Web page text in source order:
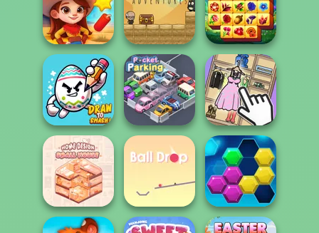
The Cargo
Sorcerer
Mahjong Marvels
Wipe Insight
Master
Wild West Match
Mr. Macagi
Adventures
Spring Tile
Master
Draw To Smash! Pocket Parking Organize It